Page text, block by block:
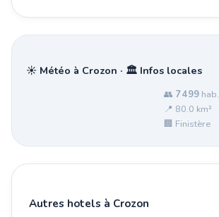
☀️ Météo à Crozon · 🏛️ Infos locales
👥 7 499 hab.
📍 80.0 km²
🏢 Finistère
Autres hotels à Crozon